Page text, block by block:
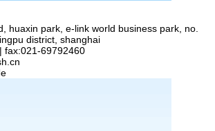
huaxin park, e-link world business park, no.
district, shanghai
fax:021-69792460